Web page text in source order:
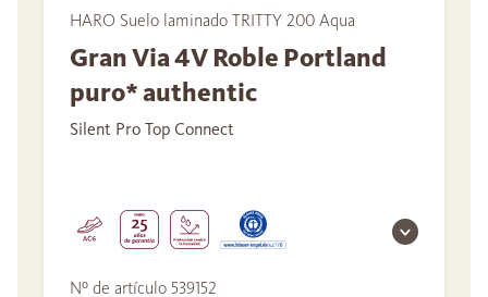
HARO Suelo laminado TRITTY 200 Aqua
Gran Via 4V Roble Portland
puro* authentic
Silent Pro Top Connect
Nº de artículo 539152